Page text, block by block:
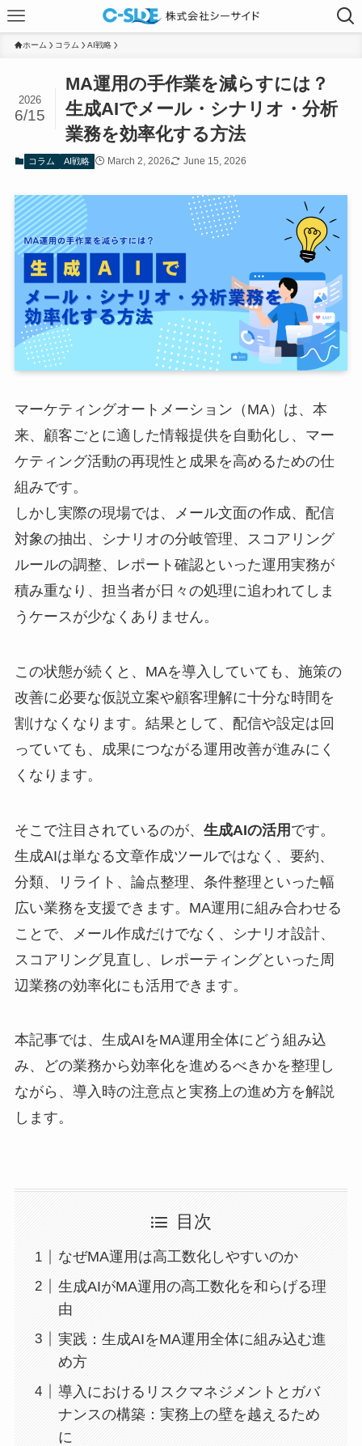
ホーム コラム AI戦略
MA運用の手作業を減らすには？
生成AIでメール・シナリオ・分析
業務を効率化する方法
2026
6/15
コラム AI戦略 March 2, 2026 June 15, 2026
マーケティングオートメーション（MA）は、本
来、顧客ごとに適した情報提供を自動化し、マー
ケティング活動の再現性と成果を高めるための仕
組みです。
しかし実際の現場では、メール文面の作成、配信
対象の抽出、シナリオの分岐管理、スコアリング
ルールの調整、レポート確認といった運用実務が
積み重なり、担当者が日々の処理に追われてしま
うケースが少なくありません。
この状態が続くと、MAを導入していても、施策の
改善に必要な仮説立案や顧客理解に十分な時間を
割けなくなります。結果として、配信や設定は回
っていても、成果につながる運用改善が進みにく
くなります。
そこで注目されているのが、 生成AIの活用 です。
生成AIは単なる文章作成ツールではなく、要約、
分類、リライト、論点整理、条件整理といった幅
広い業務を支援できます。MA運用に組み合わせる
ことで、メール作成だけでなく、シナリオ設計、
スコアリング見直し、レポーティングといった周
辺業務の効率化にも活用できます。
本記事では、生成AIをMA運用全体にどう組み込
み、どの業務から効率化を進めるべきかを整理し
ながら、導入時の注意点と実務上の進め方を解説
します。
目次
なぜMA運用は高工数化しやすいのか
生成AIがMA運用の高工数化を和らげる理
由
実践：生成AIをMA運用全体に組み込む進
め方
導入におけるリスクマネジメントとガバ
ナンスの構築：実務上の壁を越えるため
に